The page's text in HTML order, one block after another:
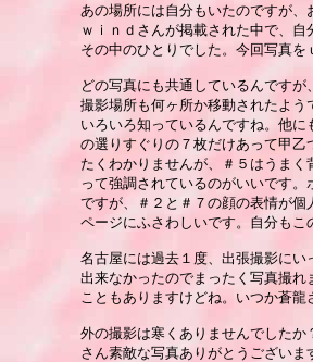
あの場所には自分もいたのですが、
ｗｉｎｄさんが掲載された中で、自
その中のひとりでした。今回写真を
どの写真にも共通しているんですが
撮影場所も何ヶ所か移動されたよう
いろいろ知っているんですね。他に
の選りすぐりの７枚だけあって甲乙
たくわかりませんが、＃５はうまく
って強調されているのがいいです。
ですが、＃２と＃７の顔の表情が個
ページにふさわしいです。自分もこ
名古屋には過去１度、出張撮影にい
出来なかったのでまったく写真撮れ
こともありますけどね。いつか蒼龍
外の撮影は寒くありませんでしたか
さん素敵な写真ありがとうございま